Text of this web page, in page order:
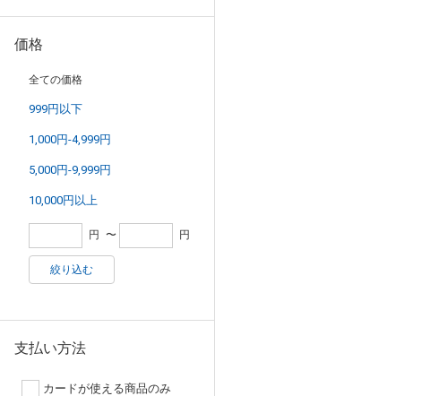
価格
全ての価格
999円以下
1,000円-4,999円
5,000円-9,999円
10,000円以上
円 〜 円
絞り込む
支払い方法
カードが使える商品のみ